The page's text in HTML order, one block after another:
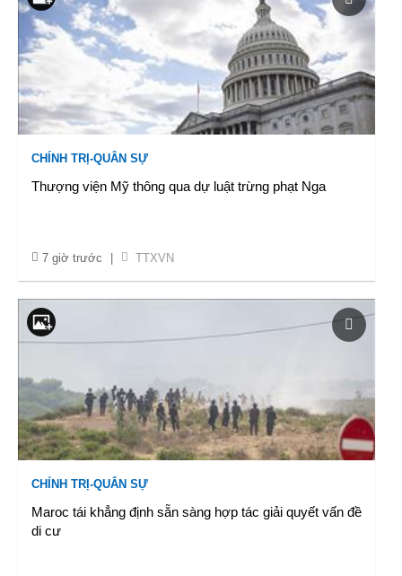
CHÍNH TRỊ-QUÂN SỰ
Thượng viện Mỹ thông qua dự luật trừng phạt Nga
7 giờ trước TTXVN
CHÍNH TRỊ-QUÂN SỰ
Maroc tái khẳng định sẵn sàng hợp tác giải quyết vấn đề
di cư